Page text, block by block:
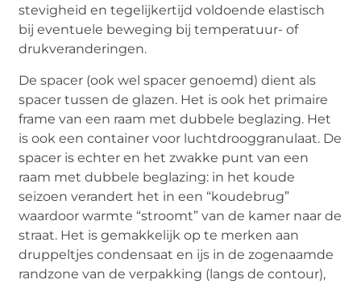
stevigheid en tegelijkertijd voldoende elastisch
bij eventuele beweging bij temperatuur- of
drukveranderingen.
De spacer (ook wel spacer genoemd) dient als
spacer tussen de glazen. Het is ook het primaire
frame van een raam met dubbele beglazing. Het
is ook een container voor luchtdrooggranulaat. De
spacer is echter en het zwakke punt van een
raam met dubbele beglazing: in het koude
seizoen verandert het in een “koudebrug”
waardoor warmte “stroomt” van de kamer naar de
straat. Het is gemakkelijk op te merken aan
druppeltjes condensaat en ijs in de zogenaamde
randzone van de verpakking (langs de contour),